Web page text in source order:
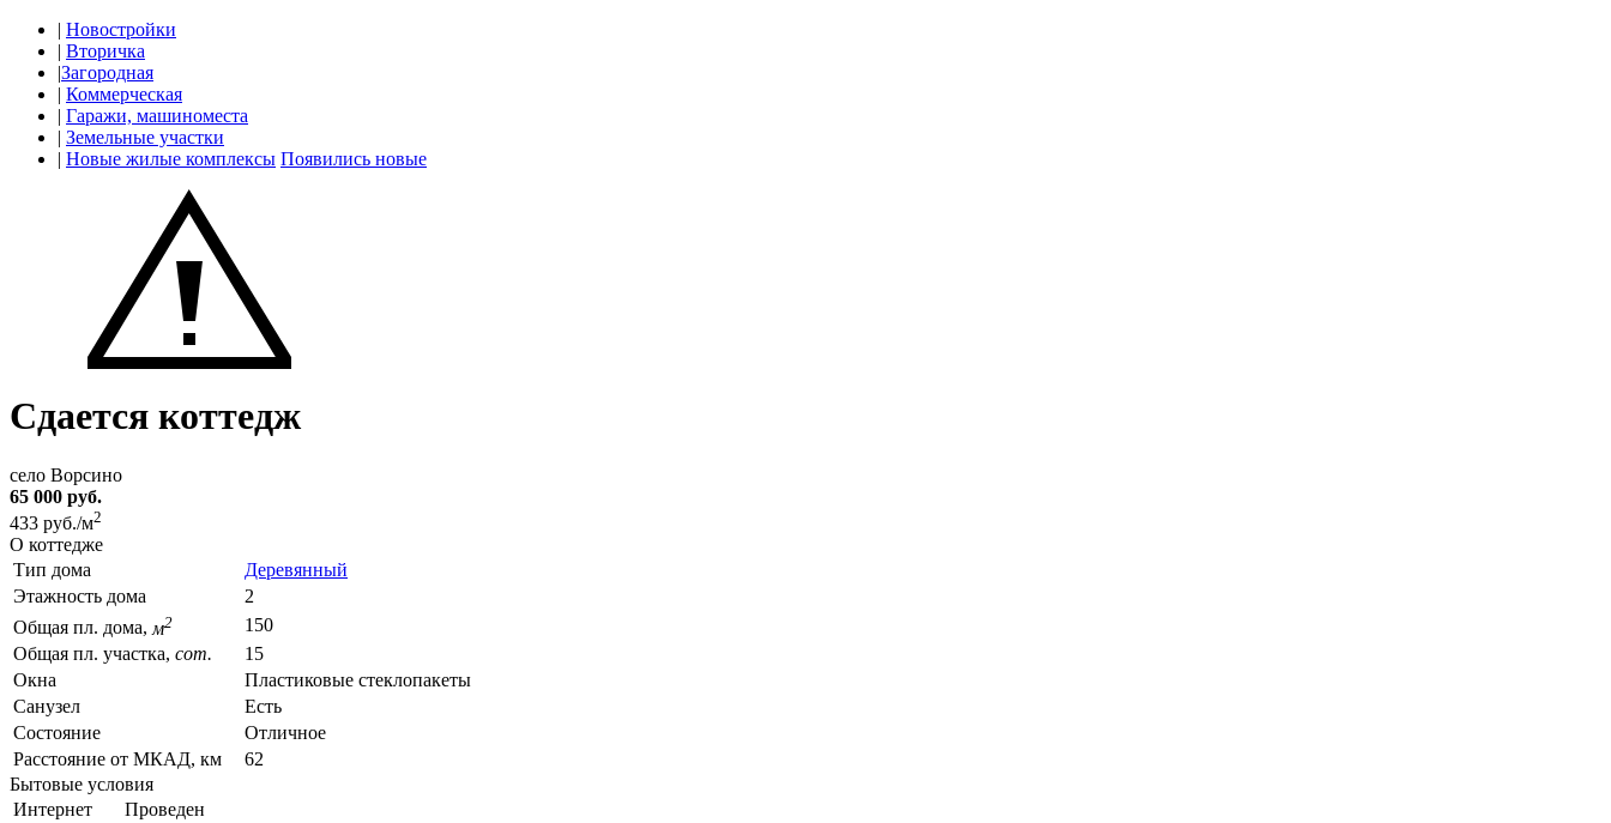
| Новостройки
| Вторичка
|Загородная
| Коммерческая
| Гаражи, машиноместа
| Земельные участки
| Новые жилые комплексы Появились новые
Сдается коттедж
село Ворсино
65 000 руб.
433 руб./м2
О коттедже
Тип дома
Деревянный
Этажность дома
2
Общая пл. дома, м2
150
Общая пл. участка, сот.
15
Окна
Пластиковые стеклопакеты
Санузел
Есть
Состояние
Отличное
Расстояние от МКАД, км
62
Бытовые условия
Интернет
Проведен